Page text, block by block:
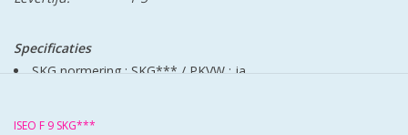
Specificaties
SKG normering : SKG*** / PKVW : ja
Boorbeveiliging : ja
ISEO F 9 SKG***